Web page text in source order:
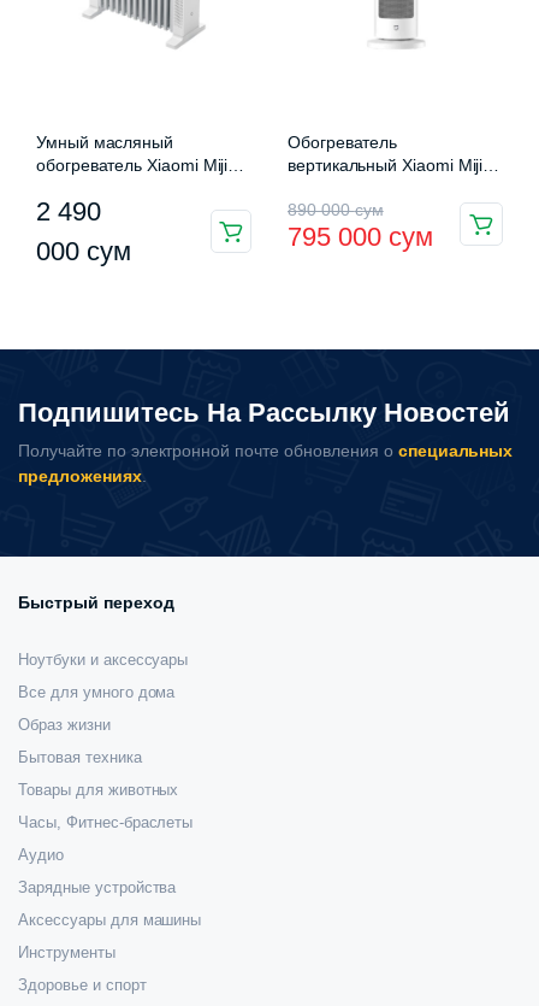
Умный масляный
обогреватель Xiaomi Mijia
(YTDNQ01Z)
2 490
000 сум
Обогреватель
вертикальный Xiaomi Mijia
(LSNFJ03ZM)
890 000сум
Первоначальная
цена
795 000 сум
Текущая
цена:
Подпишитесь На Рассылку Новостей
Получайте по электронной почте обновления о специальных
предложениях.
Быстрый переход
Ноутбуки и аксессуары
Все для умного дома
Образ жизни
Бытовая техника
Товары для животных
Часы, Фитнес-браслеты
Аудио
Зарядные устройства
Аксессуары для машины
Инструменты
Здоровье и спорт